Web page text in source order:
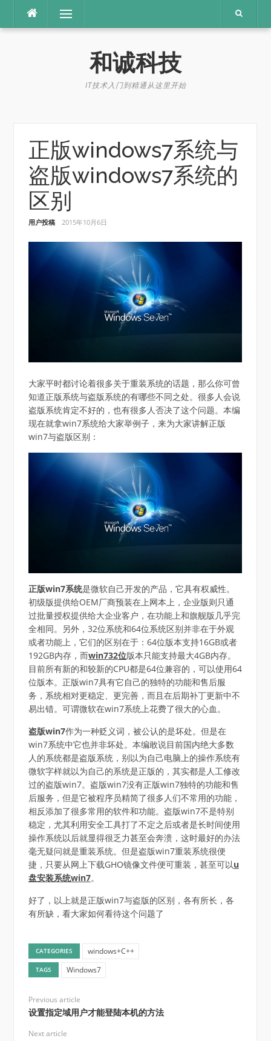
content
Menu
和诚科技
IT技术入门到精通从这里开始
正版windows7系统与
盗版windows7系统的
区别
用户投稿 2015年10月6日
大家平时都讨论着很多关于重装系统的话题，那么你可曾
知道正版系统与盗版系统的有哪些不同之处。很多人会说
盗版系统肯定不好的，也有很多人否决了这个问题。本编
现在就拿win7系统给大家举例子，来为大家讲解正版
win7与盗版区别：
正版win7系统是微软自己开发的产品，它具有权威性。
初级版提供给OEM厂商预装在上网本上，企业版则只通
过批量授权提供给大企业客户，在功能上和旗舰版几乎完
全相同。另外，32位系统和64位系统区别并非在于外观
或者功能上，它们的区别在于：64位版本支持16GB或者
192GB内存，而win732位版本只能支持最大4GB内存。
目前所有新的和较新的CPU都是64位兼容的，可以使用64
位版本。正版win7具有它自己的独特的功能和售后服
务，系统相对更稳定、更完善，而且在后期补丁更新中不
易出错。可谓微软在win7系统上花费了很大的心血。
盗版win7作为一种贬义词，被公认的是坏处。但是在
win7系统中它也并非坏处。本编敢说目前国内绝大多数
人的系统都是盗版系统，别以为自己电脑上的操作系统有
微软字样就以为自己的系统是正版的，其实都是人工修改
过的盗版win7。盗版win7没有正版win7独特的功能和售
后服务，但是它被程序员精简了很多人们不常用的功能，
相反添加了很多常用的软件和功能。盗版win7不是特别
稳定，尤其利用安全工具打了不定之后或者是长时间使用
操作系统以后就显得很乏力甚至会奔溃，这时最好的办法
毫无疑问就是重装系统。但是盗版win7重装系统很便
捷，只要从网上下载GHO镜像文件便可重装，甚至可以u
盘安装系统win7。
好了，以上就是正版win7与盗版的区别，各有所长，各
有所缺，看大家如何看待这个问题了
CATEGORIES windows+C++
TAGS Windows7
Previous article
设置指定域用户才能登陆本机的方法
Next article